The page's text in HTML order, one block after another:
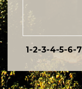
1-2-3-4-5-6-7